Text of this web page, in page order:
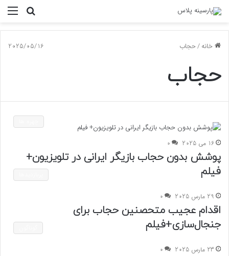
جستجو
خانه/حجاب 2025/05/16
حجاب
16 می 2025 0
پوشش بدون حجاب بازیگر ایرانی در تلویزیون+
فیلم
29 مارس 2025 0
اقدام عجیب متحصنین حجاب برای
جنجال‌سازی+فیلم
23 مارس 2025 0